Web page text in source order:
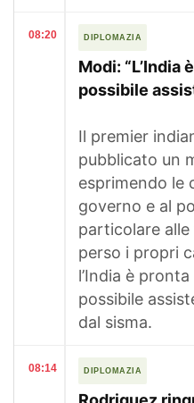
08:20 DIPLOMAZIA
Modi:
possibile
Il premier
pubblicato un
esprimendo le
governo e al
particolare
perso i propri
l’India è
possibile
dal sisma.
08:14 DIPLOMAZIA